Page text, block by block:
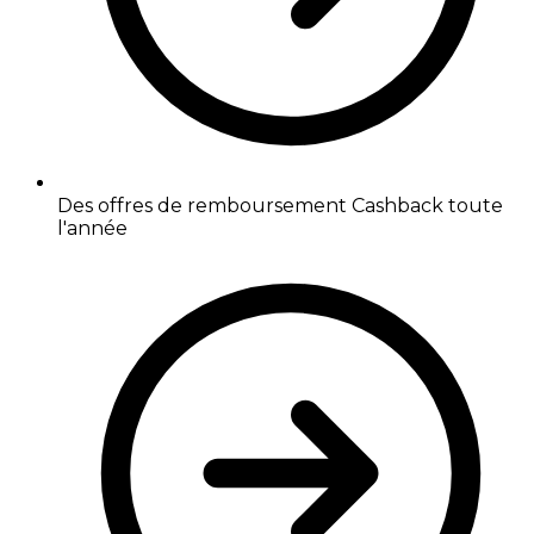
Des offres de remboursement Cashback toute
l'année